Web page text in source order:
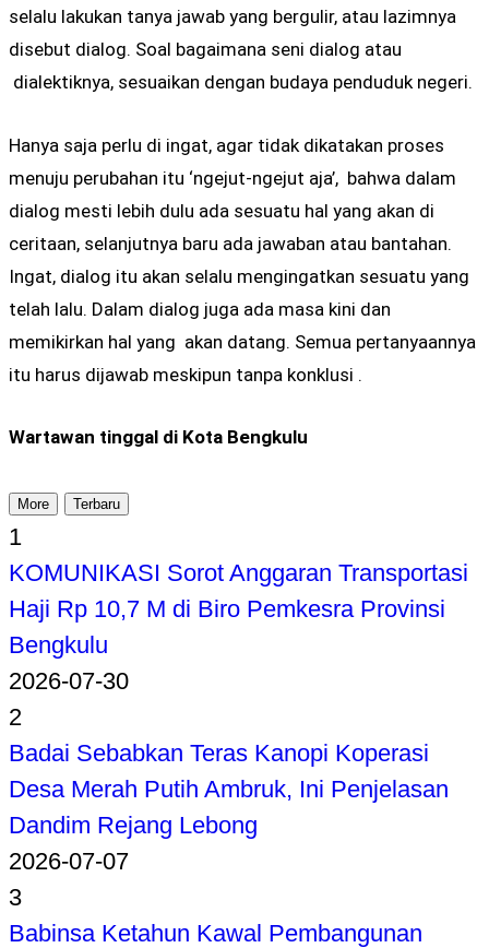
selalu lakukan tanya jawab yang bergulir, atau lazimnya
disebut dialog. Soal bagaimana seni dialog atau
dialektiknya, sesuaikan dengan budaya penduduk negeri.
Hanya saja perlu di ingat, agar tidak dikatakan proses
menuju perubahan itu ‘ngejut-ngejut aja’, bahwa dalam
dialog mesti lebih dulu ada sesuatu hal yang akan di
ceritaan, selanjutnya baru ada jawaban atau bantahan.
Ingat, dialog itu akan selalu mengingatkan sesuatu yang
telah lalu. Dalam dialog juga ada masa kini dan
memikirkan hal yang akan datang. Semua pertanyaannya
itu harus dijawab meskipun tanpa konklusi .
Wartawan tinggal di Kota Bengkulu
More Terbaru
1
KOMUNIKASI Sorot Anggaran Transportasi
Haji Rp 10,7 M di Biro Pemkesra Provinsi
Bengkulu
2026-07-30
2
Badai Sebabkan Teras Kanopi Koperasi
Desa Merah Putih Ambruk, Ini Penjelasan
Dandim Rejang Lebong
2026-07-07
3
Babinsa Ketahun Kawal Pembangunan